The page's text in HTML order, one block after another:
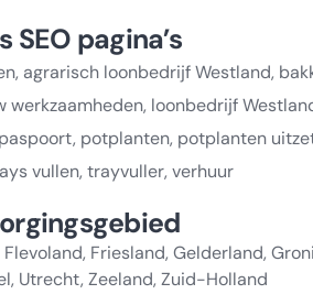
SEO pagina’s
agrarisch loonbedrijf Westland,
werkzaamheden, loonbedrijf
potplanten, potplanten
vullen, trayvuller, verhuur
Flevoland, Friesland, Gelderland,
Utrecht, Zeeland, Zuid-Holland